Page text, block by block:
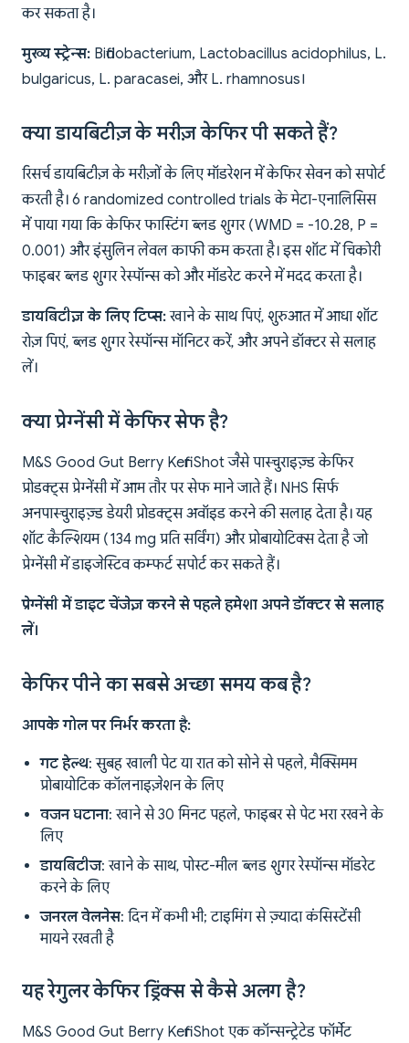
कर सकता है।
मुख्य स्ट्रेन्स: Bifidobacterium, Lactobacillus acidophilus, L.
bulgaricus, L. paracasei, और L. rhamnosus।
क्या डायबिटीज़ के मरीज़ केफिर पी सकते हैं?
रिसर्च डायबिटीज़ के मरीज़ों के लिए मॉडरेशन में केफिर सेवन को सपोर्ट
करती है। 6 randomized controlled trials के मेटा-एनालिसिस
में पाया गया कि केफिर फास्टिंग ब्लड शुगर (WMD = -10.28, P =
0.001) और इंसुलिन लेवल काफी कम करता है। इस शॉट में चिकोरी
फाइबर ब्लड शुगर रेस्पॉन्स को और मॉडरेट करने में मदद करता है।
डायबिटीज़ के लिए टिप्स:खाने के साथ पिएं, शुरुआत में आधा शॉट
रोज़ पिएं, ब्लड शुगर रेस्पॉन्स मॉनिटर करें, और अपने डॉक्टर से सलाह
लें।
क्या प्रेग्नेंसी में केफिर सेफ है?
M&S Good Gut Berry Kefir Shot जैसे पास्चुराइज़्ड केफिर
प्रोडक्ट्स प्रेग्नेंसी में आम तौर पर सेफ माने जाते हैं। NHS सिर्फ
अनपास्चुराइज़्ड डेयरी प्रोडक्ट्स अवॉइड करने की सलाह देता है। यह
शॉट कैल्शियम (134 mg प्रति सर्विंग) और प्रोबायोटिक्स देता है जो
प्रेग्नेंसी में डाइजेस्टिव कम्फर्ट सपोर्ट कर सकते हैं।
प्रेग्नेंसी में डाइट चेंजेज़ करने से पहले हमेशा अपने डॉक्टर से सलाह
लें।
केफिर पीने का सबसे अच्छा समय कब है?
आपके गोल पर निर्भर करता है:
गट हेल्थ: सुबह खाली पेट या रात को सोने से पहले, मैक्सिमम
प्रोबायोटिक कॉलनाइज़ेशन के लिए
वजन घटाना: खाने से 30 मिनट पहले, फाइबर से पेट भरा रखने के
लिए
डायबिटीज: खाने के साथ, पोस्ट-मील ब्लड शुगर रेस्पॉन्स मॉडरेट
करने के लिए
जनरल वेलनेस: दिन में कभी भी; टाइमिंग से ज़्यादा कंसिस्टेंसी
मायने रखती है
यह रेगुलर केफिर ड्रिंक्स से कैसे अलग है?
M&S Good Gut Berry Kefir Shot एक कॉन्सन्ट्रेटेड फॉर्मेट